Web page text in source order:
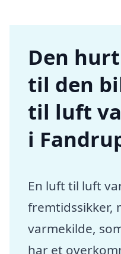
Den
til den
til luft
i
En luft til luft
fremtidssikker,
varmekilde,
har et